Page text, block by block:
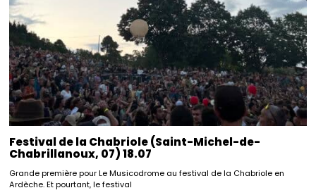
Festival de la Chabriole (Saint-Michel-de-
Chabrillanoux, 07) 18.07
Grande première pour Le Musicodrome au festival de la Chabriole en
Ardèche. Et pourtant, le festival